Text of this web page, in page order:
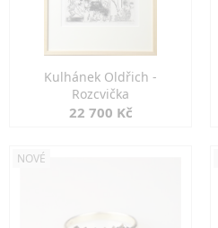
Kulhánek Oldřich -
Rozcvička
22 700 Kč
NOVÉ